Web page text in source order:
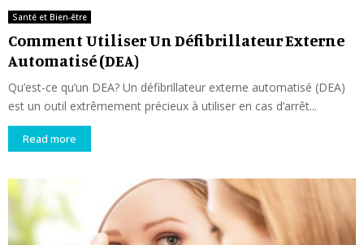
Santé et Bien-être
Comment Utiliser Un Défibrillateur Externe
Automatisé (DEA)
Qu’est-ce qu’un DEA? Un défibrillateur externe automatisé (DEA)
est un outil extrêmement précieux à utiliser en cas d’arrêt...
Read more